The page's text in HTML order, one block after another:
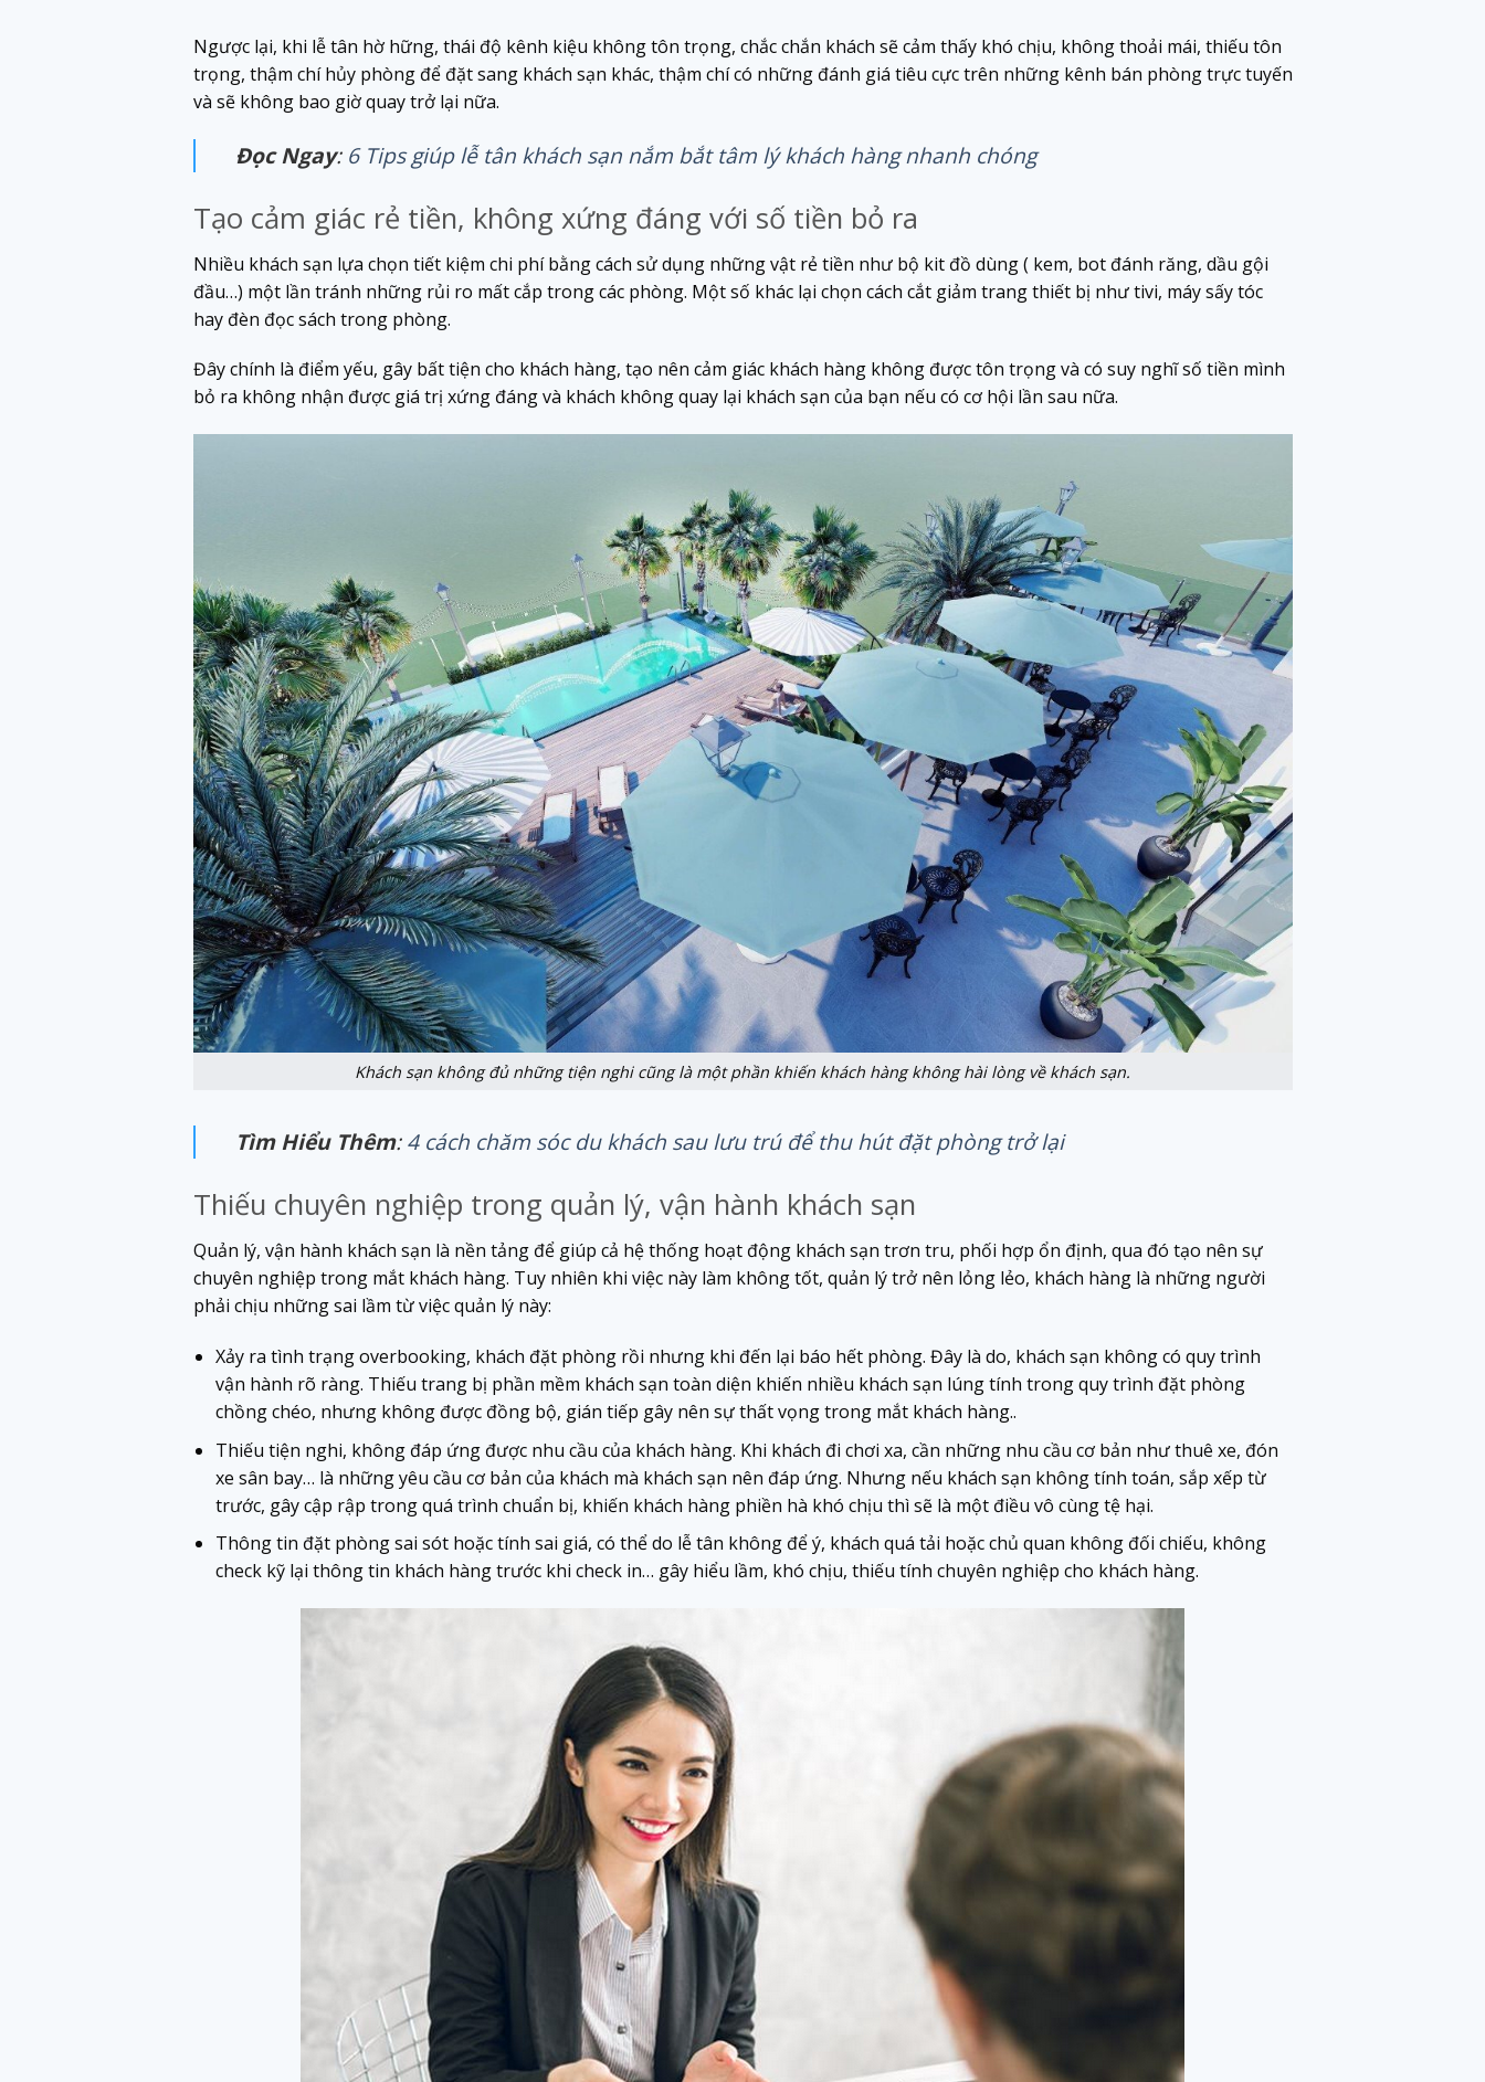
Ngược lại, khi lễ tân hờ hững, thái độ kênh kiệu không tôn trọng, chắc chắn khách sẽ cảm thấy khó chịu, không thoải mái, thiếu tôn
trọng, thậm chí hủy phòng để đặt sang khách sạn khác, thậm chí có những đánh giá tiêu cực trên những kênh bán phòng trực tuyến
và sẽ không bao giờ quay trở lại nữa.
Đọc Ngay: 6 Tips giúp lễ tân khách sạn nắm bắt tâm lý khách hàng nhanh chóng
Tạo cảm giác rẻ tiền, không xứng đáng với số tiền bỏ ra
Nhiều khách sạn lựa chọn tiết kiệm chi phí bằng cách sử dụng những vật rẻ tiền như bộ kit đồ dùng ( kem, bot đánh răng, dầu gội
đầu…) một lần tránh những rủi ro mất cắp trong các phòng. Một số khác lại chọn cách cắt giảm trang thiết bị như tivi, máy sấy tóc
hay đèn đọc sách trong phòng.
Đây chính là điểm yếu, gây bất tiện cho khách hàng, tạo nên cảm giác khách hàng không được tôn trọng và có suy nghĩ số tiền mình
bỏ ra không nhận được giá trị xứng đáng và khách không quay lại khách sạn của bạn nếu có cơ hội lần sau nữa.
Khách sạn không đủ những tiện nghi cũng là một phần khiến khách hàng không hài lòng về khách sạn.
Tìm Hiểu Thêm:4 cách chăm sóc du khách sau lưu trú để thu hút đặt phòng trở lại
Thiếu chuyên nghiệp trong quản lý, vận hành khách sạn
Quản lý, vận hành khách sạn là nền tảng để giúp cả hệ thống hoạt động khách sạn trơn tru, phối hợp ổn định, qua đó tạo nên sự
chuyên nghiệp trong mắt khách hàng. Tuy nhiên khi việc này làm không tốt, quản lý trở nên lỏng lẻo, khách hàng là những người
phải chịu những sai lầm từ việc quản lý này:
Xảy ra tình trạng overbooking, khách đặt phòng rồi nhưng khi đến lại báo hết phòng. Đây là do, khách sạn không có quy trình
vận hành rõ ràng. Thiếu trang bị phần mềm khách sạn toàn diện khiến nhiều khách sạn lúng tính trong quy trình đặt phòng
chồng chéo, nhưng không được đồng bộ, gián tiếp gây nên sự thất vọng trong mắt khách hàng..
Thiếu tiện nghi, không đáp ứng được nhu cầu của khách hàng. Khi khách đi chơi xa, cần những nhu cầu cơ bản như thuê xe, đón
xe sân bay… là những yêu cầu cơ bản của khách mà khách sạn nên đáp ứng. Nhưng nếu khách sạn không tính toán, sắp xếp từ
trước, gây cập rập trong quá trình chuẩn bị, khiến khách hàng phiền hà khó chịu thì sẽ là một điều vô cùng tệ hại.
Thông tin đặt phòng sai sót hoặc tính sai giá, có thể do lễ tân không để ý, khách quá tải hoặc chủ quan không đối chiếu, không
check kỹ lại thông tin khách hàng trước khi check in… gây hiểu lầm, khó chịu, thiếu tính chuyên nghiệp cho khách hàng.